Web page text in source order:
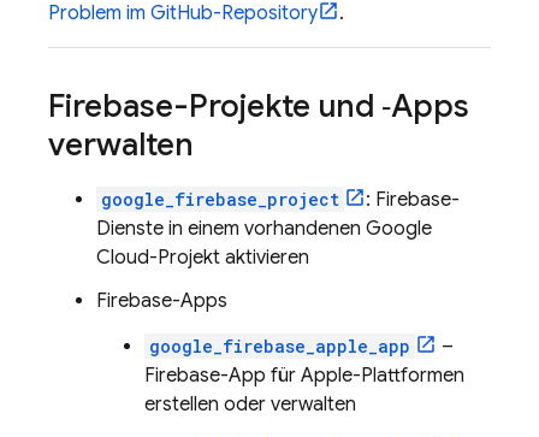
Problem im GitHub-Repository
.
Firebase-Projekte und ‑Apps
verwalten
google_firebase_project
: Firebase-
Dienste in einem vorhandenen Google
Cloud-Projekt aktivieren
Firebase-Apps
google_firebase_apple_app
–
Firebase-App für Apple-Plattformen
erstellen oder verwalten